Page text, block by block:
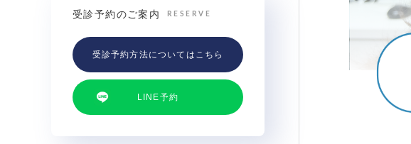
受診予約のご案内 RESERVE
受診予約方法についてはこちら
LINE予約